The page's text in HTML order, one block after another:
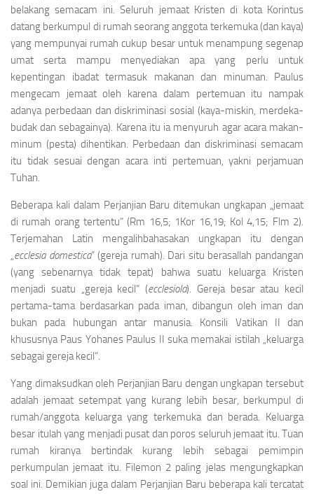
belakang semacam ini. Seluruh jemaat Kristen di kota Korintus
datang berkumpul di rumah seorang anggota terkemuka (dan kaya)
yang mempunyai rumah cukup besar untuk menampung segenap
umat serta mampu menyediakan apa yang perlu untuk
kepentingan ibadat termasuk makanan dan minuman. Paulus
mengecam jemaat oleh karena dalam pertemuan itu nampak
adanya perbedaan dan diskriminasi sosial (kaya-miskin, merdeka-
budak dan sebagainya). Karena itu ia menyuruh agar acara makan-
minum (pesta) dihentikan. Perbedaan dan diskriminasi semacam
itu tidak sesuai dengan acara inti pertemuan, yakni perjamuan
Tuhan.
Beberapa kali dalam Perjanjian Baru ditemukan ungkapan „jemaat
di rumah orang tertentu“ (Rm 16,5; 1Kor 16,19; Kol 4,15; Flm 2).
Terjemahan Latin mengalihbahasakan ungkapan itu dengan
„ecclesia domestica“ (gereja rumah). Dari situ berasallah pandangan
(yang sebenarnya tidak tepat) bahwa suatu keluarga Kristen
menjadi suatu „gereja kecil“ (ecclesiola). Gereja besar atau kecil
pertama-tama berdasarkan pada iman, dibangun oleh iman dan
bukan pada hubungan antar manusia. Konsili Vatikan II dan
khususnya Paus Yohanes Paulus II suka memakai istilah „keluarga
sebagai gereja kecil“.
Yang dimaksudkan oleh Perjanjian Baru dengan ungkapan tersebut
adalah jemaat setempat yang kurang lebih besar, berkumpul di
rumah/anggota keluarga yang terkemuka dan berada. Keluarga
besar itulah yang menjadi pusat dan poros seluruh jemaat itu. Tuan
rumah kiranya bertindak kurang lebih sebagai pemimpin
perkumpulan jemaat itu. Filemon 2 paling jelas mengungkapkan
soal ini. Demikian juga dalam Perjanjian Baru beberapa kali tercatat